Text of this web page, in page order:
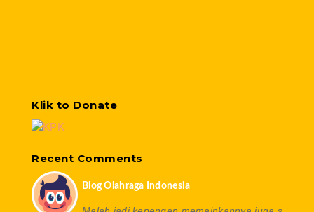
Klik to Donate
Recent Comments
Blog Olahraga Indonesia